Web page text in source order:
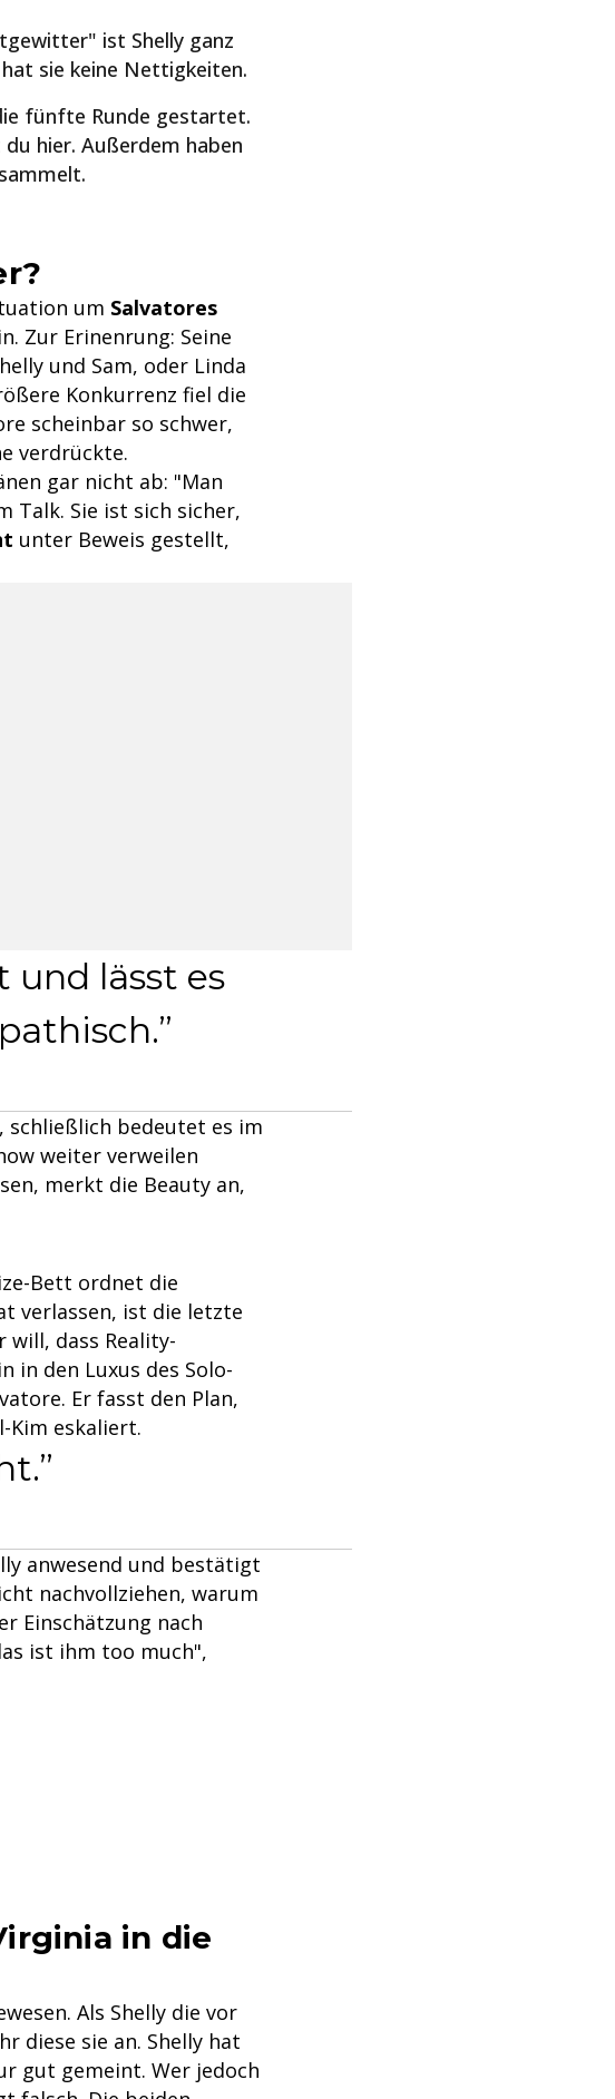
ist Shelly ganz
sie keine Nettigkeiten.
fünfte Runde gestartet.
hier. Außerdem haben
um Salvatores
Zur Erinenrung: Seine
und Sam, oder Linda
Konkurrenz fiel die
scheinbar so schwer,
verdrückte.
gar nicht ab: "Man
Talk. Sie ist sich sicher,
unter Beweis gestellt,
und lässt es
bedeutet es im
weiter verweilen
merkt die Beauty an,
Bett ordnet die
verlassen, ist die letzte
dass Reality-
in den Luxus des Solo-
Er fasst den Plan,
Kim eskaliert.
anwesend und bestätigt
nachvollziehen, warum
Einschätzung nach
ist ihm too much",
in die
Als Shelly die vor
diese sie an. Shelly hat
gut gemeint. Wer jedoch